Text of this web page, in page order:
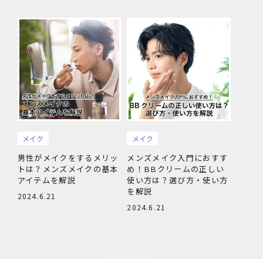
メイク
男性がメイクをするメリッ
トは？メンズメイクの基本
アイテムを解説
2024.6.21
メイク
メンズメイク入門におすす
め！BBクリームの正しい
使い方は？選び方・使い方
を解説
2024.6.21